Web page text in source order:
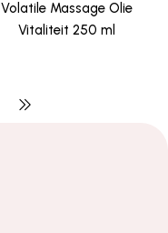
Volatile Massage Olie
Vitaliteit 250 ml